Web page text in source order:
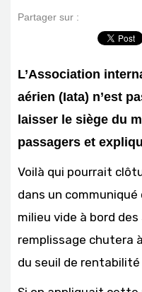
Partager sur :
L’Association
aérien (Iata) n’est
laisser le siège du
passagers et
Voilà qui pourrait
dans un communiqué
milieu vide à bord
remplissage chutera
du seuil de rentabilité